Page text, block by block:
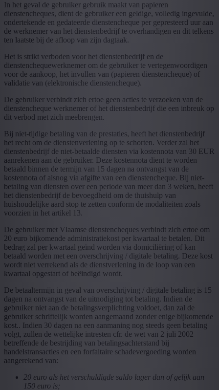
In het geval de gebruiker gebruik maakt van papieren
dienstencheques, dient de gebruiker een geldige, volledig ingevulde,
ondertekende en gedateerde dienstencheque per gepresteerd uur aan
de werknemer van het dienstenbedrijf te overhandigen en dit telkens
ten laatste bij de afloop van zijn dagtaak.
Het is strikt verboden voor het dienstenbedrijf en de
dienstenchequewerknemer om de gebruiker te vertegenwoordigen
voor de aankoop, het invullen van (papieren dienstencheque) of
validatie van (elektronische dienstencheque).
De gebruiker verbindt zich ertoe geen acties te verzoeken van de
dienstencheque werknemer of het dienstenbedrijf die een inbreuk op
dit verbod met zich meebrengen.
Bij niet-tijdige betaling van de prestaties, heeft het dienstenbedrijf
het recht om de dienstenverlening op te schorten. Verder zal het
dienstenbedrijf de niet-betaalde diensten via kostennota van 30 EUR
aanrekenen aan de gebruiker. Deze kostennota dient te worden
betaald binnen de termijn van 15 dagen na ontvangst van de
kostennota of alsnog via afgifte van een dienstencheque. Bij niet-
betaling van diensten over een periode van meer dan 3 weken, heeft
het dienstenbedrijf de bevoegdheid om de thuishulp van
huishoudelijke aard stop te zetten conform de modaliteiten zoals
voorzien in het artikel 13.
De gebruiker met Vlaamse dienstencheques verbindt zich ertoe om
20 euro bijkomende administratiekost per kwartaal te betalen. Dit
bedrag zal per kwartaal geïnd worden via domiciliëring of kan
betaald worden met een overschrijving / digitale betaling. Deze kost
wordt niet verrekend als de dienstverlening in de loop van een
kwartaal opgestart of beëindigd wordt.
De betaaltermijn in geval van overschrijving / digitale betaling is 15
dagen na ontvangst van de uitnodiging tot betaling. Indien de
gebruiker niet aan de betalingsverplichting voldoet, dan zal de
gebruiker schriftelijk worden aangemaand zonder enige bijkomende
kost.. Indien 30 dagen na een aanmaning nog steeds geen betaling
volgt, zullen de wettelijke intresten cfr. de wet van 2 juli 2002
betreffende de bestrijding van betalingsachterstand bij
handelstransacties en een forfaitaire schadevergoeding worden
aangerekend van:
20 euro als het verschuldigde saldo lager dan of gelijk aan
150 euro is;